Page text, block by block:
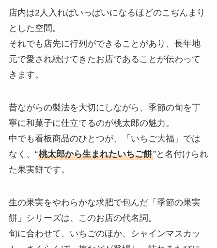
店内は2人入ればいっぱいになるほどのこぢんまり
とした空間。
それでも店先に行列ができることがあり、長年地
元で愛され続けてきたお店であることが伝わって
きます。
昔ながらの製法を大切にしながら、季節の旬を丁
寧に和菓子に仕立てるのが桃太郎の魅力。
中でも看板商品のひとつが、「いちご大福」では
なく、“桃太郎から生まれたいちご餅”と名付けられ
た果実餅です。
生の果実をやわらかな求肥で包んだ「季節の果実
餅」シリーズは、このお店の代名詞。
旬に合わせて、いちごのほか、シャインマスカッ